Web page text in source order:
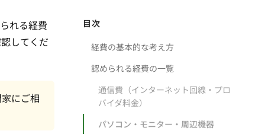
れる経費
してくだ
にご相
目次
経費の基本的な考え方
認められる経費の一覧
通信費（インターネット回線・プロ
バイダ料金）
パソコン・モニター・周辺機器